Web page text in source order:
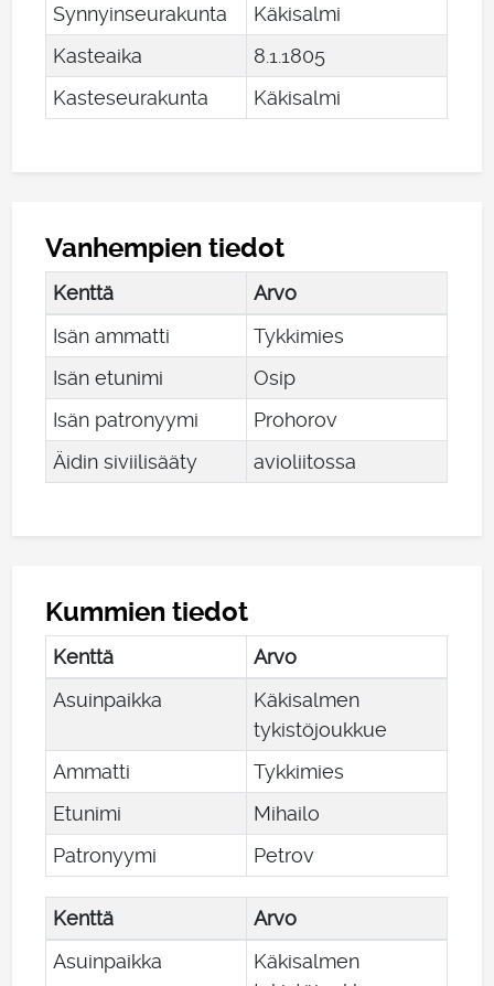
Synnyinseurakunta
Käkisalmi
Kasteaika
81 1805
Kasteseurakunta
Käkisalmi
Vanhempien tiedot
Kenttä
Arvo
Isän ammatti
Tykkimies
Isän etunimi
Osip
Isän patronyymi
Prohorov
Äidin siviilisääty
avioliitossa
Kummien tiedot
Kenttä
Arvo
Asuinpaikka
Käkisalmen
tykistöjoukkue
Ammatti
Tykkimies
Etunimi
Mihailo
Patronyymi
Petrov
Kenttä
Arvo
Asuinpaikka
Käkisalmen